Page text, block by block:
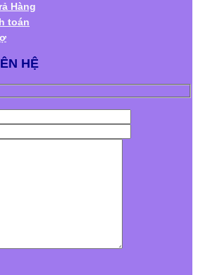
Hàng
toán
HỆ